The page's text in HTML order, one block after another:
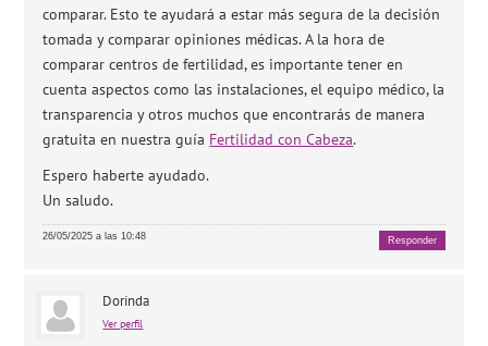
comparar. Esto te ayudará a estar más segura de la decisión
tomada y comparar opiniones médicas. A la hora de
comparar centros de fertilidad, es importante tener en
cuenta aspectos como las instalaciones, el equipo médico, la
transparencia y otros muchos que encontrarás de manera
gratuita en nuestra guía Fertilidad con Cabeza.
Espero haberte ayudado.
Un saludo.
26/05/2025 a las 10:48 Responder
Dorinda
Ver perfil